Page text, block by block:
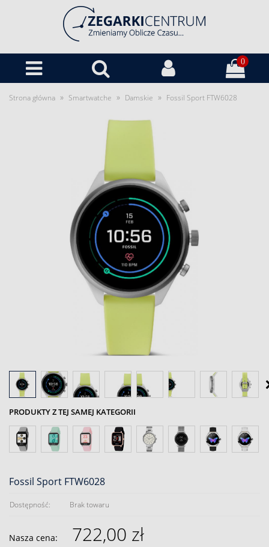
0
Strona główna » Smartwatche » Damskie » Fossil Sport FTW6028
PRODUKTY Z TEJ SAMEJ KATEGORII
Fossil Sport FTW6028
Dostępność: Brak towaru
Nasza cena: 722,00 zł